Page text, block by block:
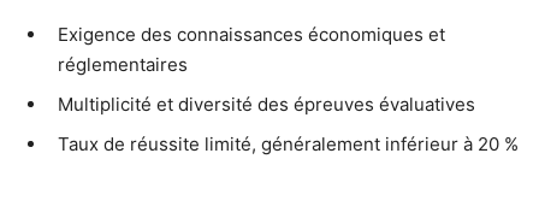
Exigence des connaissances économiques et
réglementaires
Multiplicité et diversité des épreuves évaluatives
Taux de réussite limité, généralement inférieur à 20 %